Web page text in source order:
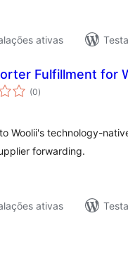
ativas
Fulfillment for
(0total
de
)
Woolii's technology-
forwarding.
ativas